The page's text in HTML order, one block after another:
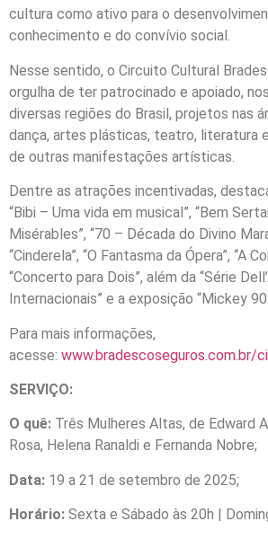
cultura como ativo para o
conhecimento e do convívio social.
Nesse sentido, o Circuito Cultural
orgulha de ter patrocinado e apoiado,
diversas regiões do Brasil, projetos nas
dança, artes plásticas, teatro, literatura
de outras manifestações artísticas.
Dentre as atrações incentivadas,
“Bibi – Uma vida em musical”, “Bem
Misérables”, “70 – Década do Divino
“Cinderela”, “O Fantasma da Ópera”, “A
“Concerto para Dois”, além da “Série
Internacionais” e a exposição “Mickey 90
Para mais informações,
acesse: www.bradescoseguros.com.br/
SERVIÇO:
O quê: Três Mulheres Altas, de Edward
Rosa, Helena Ranaldi e Fernanda Nobre;
Data: 19 a 21 de setembro de 2025;
Horário: Sexta e Sábado às 20h |